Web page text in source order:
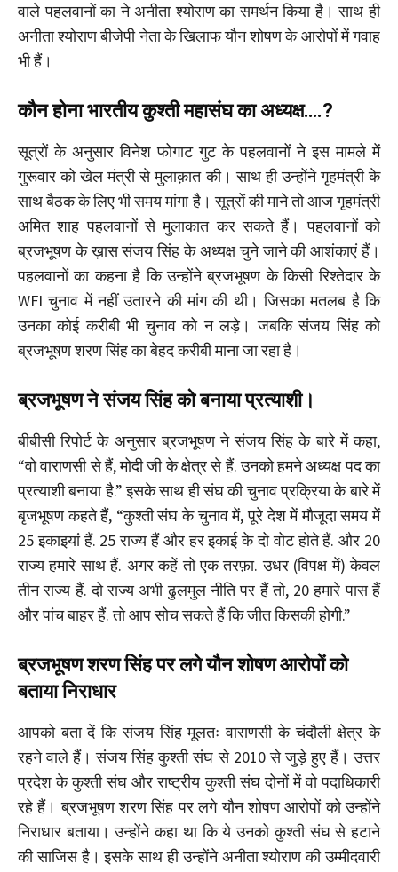
वाले पहलवानों का ने अनीता श्योराण का समर्थन किया है। साथ ही
अनीता श्योराण बीजेपी नेता के खिलाफ यौन शोषण के आरोपों में गवाह
भी हैं।
कौन होनाभारतीयकुश्ती महासंघ का अध्यक्ष….?
सूत्रों के अनुसार विनेश फोगाट गुट के पहलवानों ने इस मामले में
गुरूवार को खेल मंत्री से मुलाक़ात की। साथ ही उन्होंने गृहमंत्री के
साथ बैठक के लिए भी समय मांगा है। सूत्रों की माने तो आज गृहमंत्री
अमित शाह पहलवानों से मुलाकात कर सकते हैं। पहलवानों को
ब्रजभूषण के ख़ास संजय सिंह के अध्यक्ष चुने जाने की आशंकाएं हैं।
पहलवानों का कहना है कि उन्होंने ब्रजभूषण के किसी रिश्तेदार के
WFI चुनाव में नहीं उतारने की मांग की थी। जिसका मतलब है कि
उनका कोई करीबी भी चुनाव को न लड़े। जबकि संजय सिंह को
ब्रजभूषण शरण सिंह का बेहद करीबी माना जा रहा है।
ब्रजभूषण ने संजय सिंह को बनाया प्रत्याशी।
बीबीसी रिपोर्ट के अनुसार ब्रजभूषण ने संजय सिंह के बारे में कहा,
“वो वाराणसी से हैं, मोदी जी के क्षेत्र से हैं. उनको हमने अध्यक्ष पद का
प्रत्याशी बनाया है.” इसके साथ ही संघ की चुनाव प्रक्रिया के बारे में
बृजभूषण कहते हैं, “कुश्ती संघ के चुनाव में, पूरे देश में मौजूदा समय में
25 इकाइयां हैं. 25 राज्य हैं और हर इकाई के दो वोट होते हैं. और 20
राज्य हमारे साथ हैं. अगर कहें तो एक तरफ़ा. उधर (विपक्ष में) केवल
तीन राज्य हैं. दो राज्य अभी ढुलमुल नीति पर हैं तो, 20 हमारे पास हैं
और पांच बाहर हैं. तो आप सोच सकते हैं कि जीत किसकी होगी.”
ब्रजभूषण शरण सिंह पर लगे यौन शोषण आरोपों को
बताया निराधार
आपको बता दें कि संजय सिंह मूलतः वाराणसी के चंदौली क्षेत्र के
रहने वाले हैं। संजय सिंह कुश्ती संघ से 2010 से जुड़े हुए हैं। उत्तर
प्रदेश के कुश्ती संघ और राष्ट्रीय कुश्ती संघ दोनों में वो पदाधिकारी
रहे हैं। ब्रजभूषण शरण सिंह पर लगे यौन शोषण आरोपों को उन्होंने
निराधार बताया। उन्होंने कहा था कि ये उनको कुश्ती संघ से हटाने
की साजिस है। इसके साथ ही उन्होंने अनीता श्योराण की उम्मीदवारी